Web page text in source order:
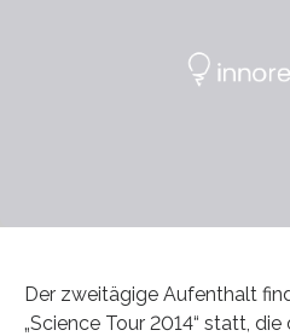
Der zweitägige Aufenthalt
„Science Tour 2014“ statt,